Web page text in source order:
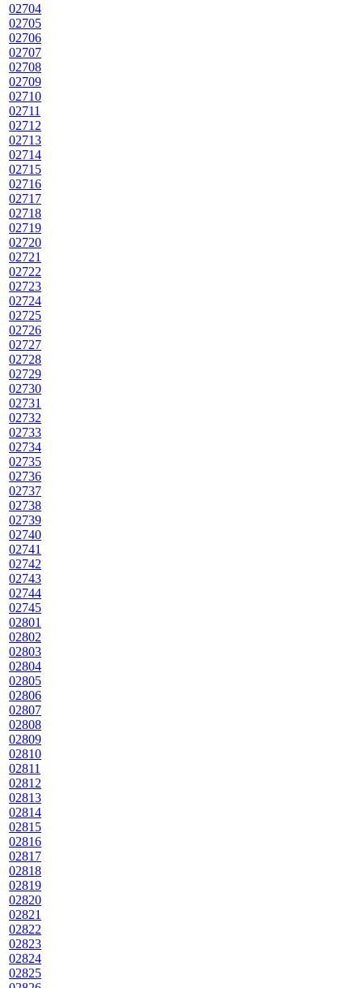
02704
02705
02706
02707
02708
02709
02710
02711
02712
02713
02714
02715
02716
02717
02718
02719
02720
02721
02722
02723
02724
02725
02726
02727
02728
02729
02730
02731
02732
02733
02734
02735
02736
02737
02738
02739
02740
02741
02742
02743
02744
02745
02801
02802
02803
02804
02805
02806
02807
02808
02809
02810
02811
02812
02813
02814
02815
02816
02817
02818
02819
02820
02821
02822
02823
02824
02825